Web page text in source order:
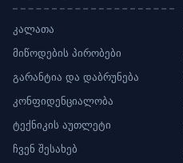
კალათა
მიწოდების პირობები
გარანტია და დაბრუნება
კონფიდენციალობა
ტექნიკის აუთლეტი
ჩვენ შესახებ